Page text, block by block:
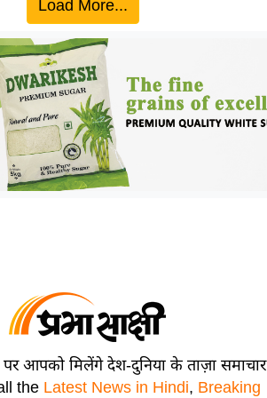
Load More...
आपको मिलेंगे देश-दुनिया के ताज़ा समाचार
the Latest News in Hindi, Breaking